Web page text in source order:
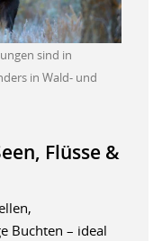
sind in
in Wald- und
Flüsse &
Buchten – ideal